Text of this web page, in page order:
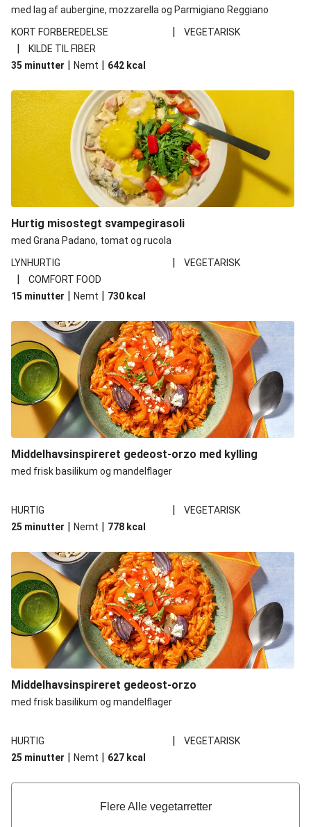
med lag af aubergine, mozzarella og Parmigiano Reggiano
KORT FORBEREDELSE
| VEGETARISK
|
KILDE TIL FIBER
35 minutter | Nemt | 642 kcal
Hurtig misostegt svampegirasoli
med Grana Padano, tomat og rucola
LYNHURTIG
| VEGETARISK
|
COMFORT FOOD
15 minutter | Nemt | 730 kcal
Middelhavsinspireret gedeost-orzo med kylling
med frisk basilikum og mandelflager
HURTIG |
VEGETARISK
25 minutter | Nemt | 778 kcal
Middelhavsinspireret gedeost-orzo
med frisk basilikum og mandelflager
HURTIG |
VEGETARISK
25 minutter | Nemt | 627 kcal
Flere Alle vegetarretter